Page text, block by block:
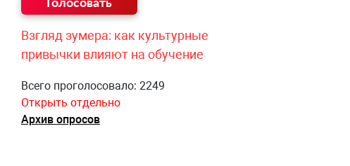
Взгляд зумера: как культурные
привычки влияют на обучение
Всего проголосовало: 2249
Открыть отдельно
Архив опросов